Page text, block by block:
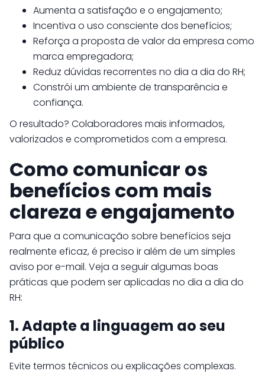
Aumenta a satisfação e o engajamento;
Incentiva o uso consciente dos benefícios;
Reforça a proposta de valor da empresa como
marca empregadora;
Reduz dúvidas recorrentes no dia a dia do RH;
Constrói um ambiente de transparência e
confiança.
O resultado? Colaboradores mais informados,
valorizados e comprometidos com a empresa.
Como comunicar os
benefícios com mais
clareza e engajamento
Para que a comunicação sobre benefícios seja
realmente eficaz, é preciso ir além de um simples
aviso por e-mail. Veja a seguir algumas boas
práticas que podem ser aplicadas no dia a dia do
RH:
1. Adapte a linguagem ao seu
público
Evite termos técnicos ou explicações complexas.